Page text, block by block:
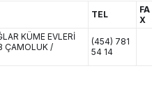
TEL
FA
X
KÜME EVLERİ
ÇAMOLUK /
(454) 781
54 14